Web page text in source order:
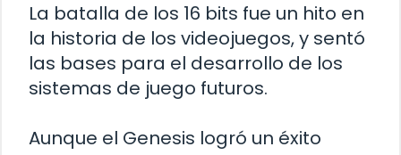
La batalla de los 16 bits fue un hito en
la historia de los videojuegos, y sentó
las bases para el desarrollo de los
sistemas de juego futuros.
Aunque el Genesis logró un éxito